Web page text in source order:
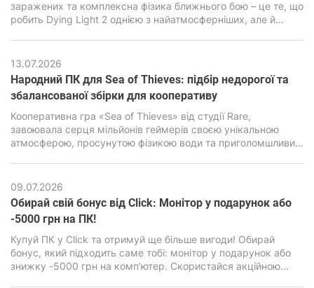
заражених та комплексна фізика ближнього бою – це те, що
робить Dying Light 2 однією з найатмосферніших, але й
гарну картинку, просунуту симуляцію та реалістичну фізику
вимагає підвищеної продуктивності від ПК.
13.07.2026
Народний ПК для Sea of ​​Thieves: підбір недорогої та
збалансованої збірки для кооперативу
Кооперативна гра «Sea of ​​Thieves» від студії Rare,
завоювала серця мільйонів геймерів своєю унікальною
атмосферою, просунутою фізикою води та приголомшливим
навантажити навіть сучасні ПК, особливо бюджетного
класу.
09.07.2026
Обирай свій бонус від Click: Монітор у подарунок або
-5000 грн на ПК!
Купуй ПК у Click та отримуй ще більше вигоди! Обирай
бонус, який підходить саме тобі: монітор у подарунок або
знижку -5000 грн на комп'ютер. Скористайся акційною